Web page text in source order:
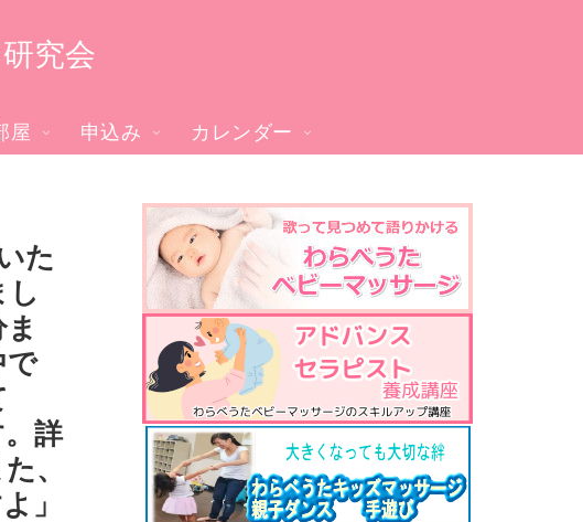
究会
屋 申込み カレンダー
た
で
詳
、
」